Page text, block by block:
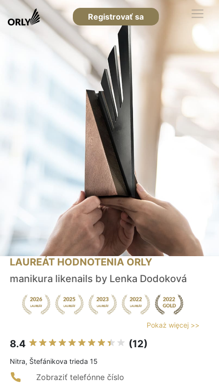
Registrovať sa
LAUREÁT HODNOTENIA ORLY
manikura likenails by Lenka Dodoková
Pokaż więcej >>
8.4 (12)
Nitra, Štefánikova trieda 15
Zobraziť telefónne číslo